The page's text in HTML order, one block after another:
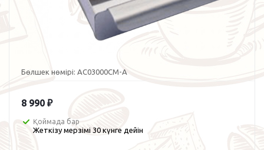
Бөлшек нөмірі: AC03000CM-A
8 990 ₽
Қоймада бар
Жеткізу мерзімі 30 күнге дейін